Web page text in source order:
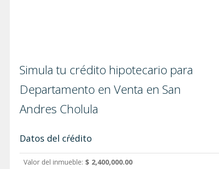
Simula tu crédito hipotecario para
Departamento en Venta en San
Andres Cholula
Datos del cŕédito
Valor del inmueble: $ 2,400,000.00